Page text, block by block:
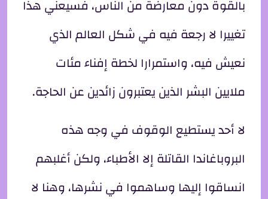
بالقوة دون معارضة من الناس، فسيعني هذا
تغييرا لا رجعة فيه في شكل العالم الذي
نعيش فيه، واستمرارا لخطة إفناء مئات
ملايين البشر الذين يعتبرون زائدين عن الحاجة.
لا أحد يستطيع الوقوف في وجه هذه
البروباغاندا القاتلة إلا الأطباء، ولكن أغلبهم
انساقوا إليها وساهموا في نشرها، وهنا لا